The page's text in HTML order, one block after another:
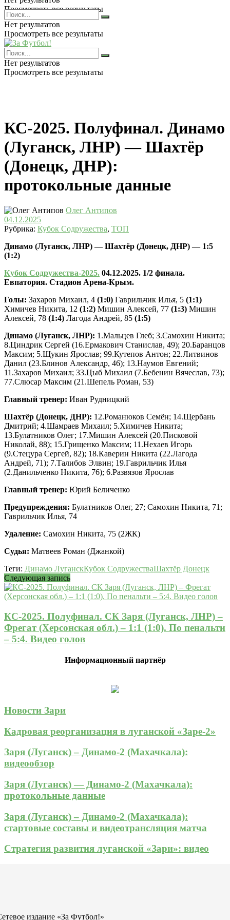
Просмотреть все результаты
Нет результатов
Просмотреть все результаты
Нет результатов
Просмотреть все результаты
КС-2025. Полуфинал. Динамо
(Луганск, ЛНР) — Шахтёр
(Донецк, ДНР):
протокольные данные
Олег Антипов
04.12.2025
Рубрика: Кубок Содружества, ТОП
Динамо (Луганск, ЛНР) — Шахтёр (Донецк, ДНР) — 1:5
(1:2)
Кубок Содружества-2025. 04.12.2025. 1/2 финала.
Евпатория. Стадион Арена-Крым.
Голы: Захаров Михаил, 4 (1:0) Гаврильчик Илья, 5 (1:1)
Химичев Никита, 12 (1:2) Мишин Алексей, 77 (1:3) Мишин
Алексей, 78 (1:4) Лагода Андрей, 85 (1:5)
Динамо (Луганск, ЛНР): 1.Мальцев Глеб; 3.Самохин Никита;
8.Циндрик Сергей (16.Ермакович Станислав, 49); 20.Баранцов
Максим; 5.Щукин Ярослав; 99.Кутепов Антон; 22.Литвинов
Данил (23.Блинов Александр, 46); 13.Наумов Евгений;
11.Захаров Михаил; 33.Цыб Михаил (7.Бебенин Вячеслав, 73);
77.Слюсар Максим (21.Шепель Роман, 53)
Главный тренер: Иван Рудницкий
Шахтёр (Донецк, ДНР): 12.Романюков Семён; 14.Щербань
Дмитрий; 4.Шамраев Михаил; 5.Химичев Никита;
13.Булатников Олег; 17.Мишин Алексей (20.Писковой
Николай, 88); 15.Грищенко Максим; 11.Нехаев Игорь
(9.Стецура Сергей, 82); 18.Каверин Никита (22.Лагода
Андрей, 71); 7.Талибов Элвин; 19.Гаврильчик Илья
(2.Данильченко Никита, 76); 6.Развязов Ярослав
Главный тренер: Юрий Беличенко
Предупреждения: Булатников Олег, 27; Самохин Никита, 71;
Гаврильчик Илья, 74
Удаление: Самохин Никита, 75 (2ЖК)
Судья: Матвеев Роман (Джанкой)
Теги: Динамо ЛуганскКубок СодружестваШахтёр Донецк
Следующая запись
КС-2025. Полуфинал. СК Заря (Луганск, ЛНР) –
Фрегат (Херсонская обл.) – 1:1 (1:0). По пенальти
– 5:4. Видео голов
Информационный партнёр
Новости Зари
Кадровая реорганизация в луганской «Заре-2»
Заря (Луганск) – Динамо-2 (Махачкала):
видеообзор
Заря (Луганск) — Динамо-2 (Махачкала):
протокольные данные
Заря (Луганск) – Динамо-2 (Махачкала):
стартовые составы и видеотрансляция матча
Стратегия развития луганской «Зари»: видео
издание «За Футбол!»